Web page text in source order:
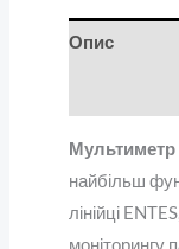
Опис
Мультиметр
найбільш
лінійці